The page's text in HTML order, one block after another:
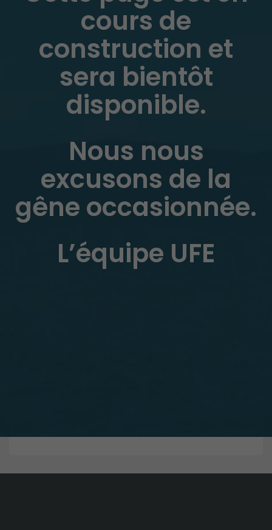
cours de
construction et
sera bientôt
disponible.
Nous nous
excusons de la
gêne occasionnée.
L’équipe UFE